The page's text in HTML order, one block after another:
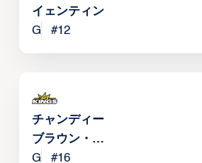
イェンティン
G
#12
チャンディー・
ブラウン・
ジュニア
G #16